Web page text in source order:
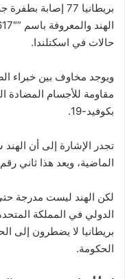
بريطانيا 77
حالات في اسكتلندا.
ويوجد مخاوف بين خبراء
مقاومة للأجسام المضادة
بكوفيد-19.
الماضية، ويعد هذا ثاني
لكن الهند ليست مدرجة
الدولي في المملكة
بريطانيا لا يضطرون إلى
الحكومة.